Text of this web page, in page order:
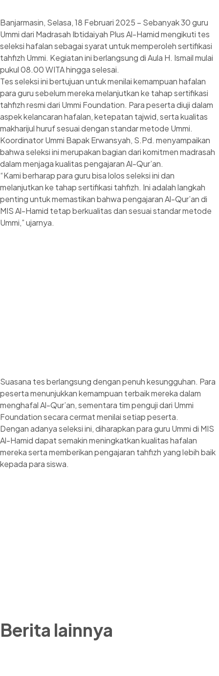
Banjarmasin, Selasa, 18 Februari 2025 – Sebanyak 30 guru
Ummi dari Madrasah Ibtidaiyah Plus Al-Hamid mengikuti tes
seleksi hafalan sebagai syarat untuk memperoleh sertifikasi
tahfizh Ummi. Kegiatan ini berlangsung di Aula H. Ismail mulai
pukul 08.00 WITA hingga selesai.
Tes seleksi ini bertujuan untuk menilai kemampuan hafalan
para guru sebelum mereka melanjutkan ke tahap sertifikasi
tahfizh resmi dari Ummi Foundation. Para peserta diuji dalam
aspek kelancaran hafalan, ketepatan tajwid, serta kualitas
makharijul huruf sesuai dengan standar metode Ummi.
Koordinator Ummi Bapak Erwansyah, S.Pd. menyampaikan
bahwa seleksi ini merupakan bagian dari komitmen madrasah
dalam menjaga kualitas pengajaran Al-Qur’an.
“Kami berharap para guru bisa lolos seleksi ini dan
melanjutkan ke tahap sertifikasi tahfizh. Ini adalah langkah
penting untuk memastikan bahwa pengajaran Al-Qur’an di
MIS Al-Hamid tetap berkualitas dan sesuai standar metode
Ummi,” ujarnya.
Suasana tes berlangsung dengan penuh kesungguhan. Para
peserta menunjukkan kemampuan terbaik mereka dalam
menghafal Al-Qur’an, sementara tim penguji dari Ummi
Foundation secara cermat menilai setiap peserta.
Dengan adanya seleksi ini, diharapkan para guru Ummi di MIS
Al-Hamid dapat semakin meningkatkan kualitas hafalan
mereka serta memberikan pengajaran tahfizh yang lebih baik
kepada para siswa.
Berita lainnya